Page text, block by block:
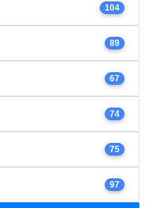
104
89
67
74
75
97